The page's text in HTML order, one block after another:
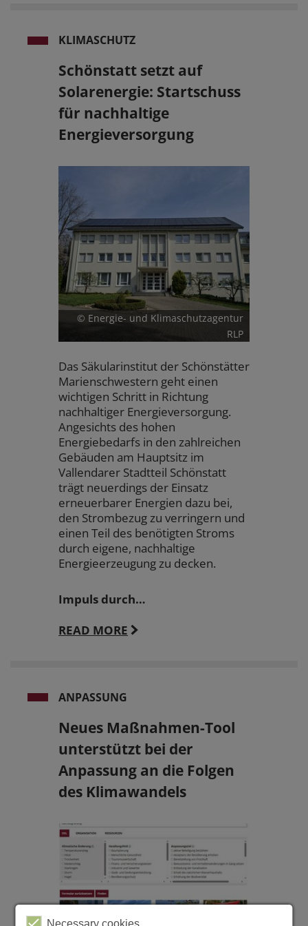
KLIMASCHUTZ
Schönstatt setzt auf
Solarenergie: Startschuss
für nachhaltige
Energieversorgung
© Energie- und Klimaschutzagentur
RLP
Das Säkularinstitut der Schönstätter
Marienschwestern geht einen
wichtigen Schritt in Richtung
nachhaltiger Energieversorgung.
Angesichts des hohen
Energiebedarfs in den zahlreichen
Gebäuden am Hauptsitz im
Vallendarer Stadtteil Schönstatt
trägt neuerdings der Einsatz
erneuerbarer Energien dazu bei,
den Strombezug zu verringern und
einen Teil des benötigten Stroms
durch eigene, nachhaltige
Energieerzeugung zu decken.
Impuls durch…
READ MORE
ANPASSUNG
Neues Maßnahmen-Tool
unterstützt bei der
Anpassung an die Folgen
des Klimawandels
Necessary cookies